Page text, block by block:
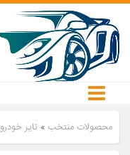
محصولات منتخب » تایر خودرو